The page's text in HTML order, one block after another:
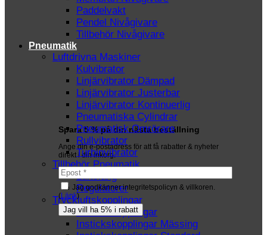
Spara 5 % på din nästa beställning
Ange din e-postadress för att få rabatter & nyheter
direkt i din inkorg.
Jag godkänner integritetspolicyn & villkoren.
(Länk)
Paddelvakt
Pendel Nivågivare
Tillbehör Nivågivare
Pneumatik
Luftdrivna Maskiner
Kulvibrator
Linjärvibrator Dämpad
Linjärvibrator Justerbar
Linjärvibrator Kontinuerlig
Pneumatiska Cylindrar
Pneumatisk Omrörare
Rullvibrator
Turbinvibrator
Tillbehör Pneumatik
Luftslang
Regulatorer
Tryckluftskopplingar
Instickskopplingar
Instickskopplingar Mässing